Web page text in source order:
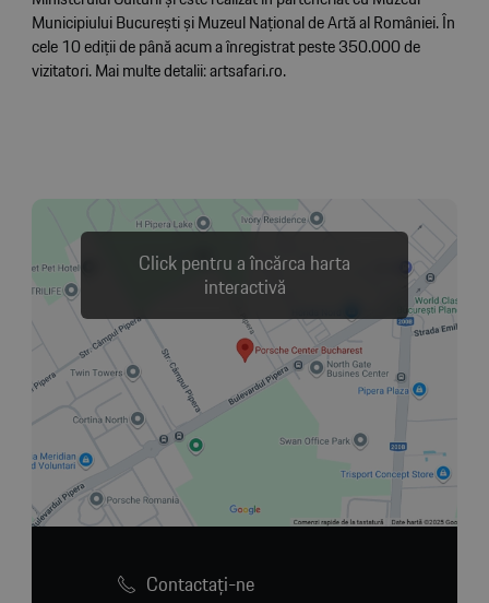
Municipiului București și Muzeul Național de Artă al României. În
cele 10 ediții de până acum a înregistrat peste 350.000 de
vizitatori. Mai multe detalii: artsafari.ro.
Click pentru a încărca harta
interactivă
Contactaţi-ne